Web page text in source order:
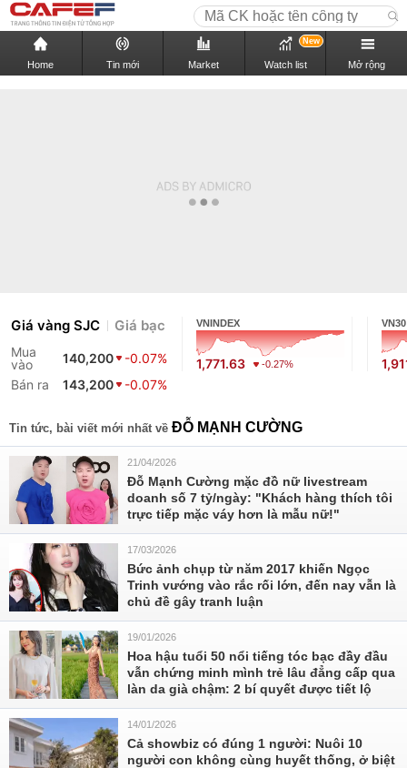
Home Tin mới Market Watch list
New
Mở rộng
Giá vàng SJC Giá bạc
Mua
vào
140,200
-0.07%
Bán ra
143,200 -0.07%
VNINDEX
1,771.63 -0.27%
VN30
Tin tức, bài viết mới nhất về ĐỖ MẠNH CƯỜNG
21/04/2026
Đỗ Mạnh Cường mặc đồ nữ livestream
doanh số 7 tỷ/ngày: "Khách hàng thích tôi
trực tiếp mặc váy hơn là mẫu nữ!"
17/03/2026
Bức ảnh chụp từ năm 2017 khiến Ngọc
Trinh vướng vào rắc rối lớn, đến nay vẫn là
chủ đề gây tranh luận
19/01/2026
Hoa hậu tuổi 50 nổi tiếng tóc bạc đầy đầu
vẫn chứng minh mình trẻ lâu đẳng cấp qua
làn da già chậm: 2 bí quyết được tiết lộ
14/01/2026
Cả showbiz có đúng 1 người: Nuôi 10
người con không cùng huyết thống, ở biệt